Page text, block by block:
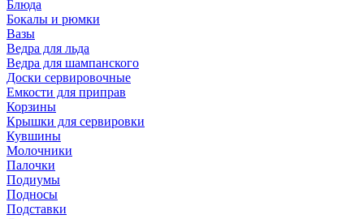
Блюда
Бокалы и рюмки
Вазы
Ведра для льда
Ведра для шампанского
Доски сервировочные
Емкости для приправ
Корзины
Крышки для сервировки
Кувшины
Молочники
Палочки
Подиумы
Подносы
Подставки